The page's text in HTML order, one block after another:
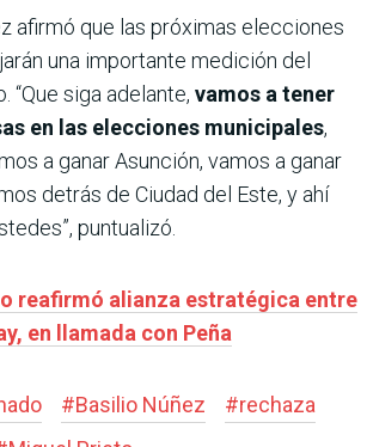
afirmó que las próximas elecciones
una importante medición del
“Que siga adelante, vamos a tener
en las elecciones municipales,
a ganar Asunción, vamos a ganar
detrás de Ciudad del Este, y ahí
puntualizó.
reafirmó alianza estratégica entre
en llamada con Peña
#Basilio Núñez #rechaza